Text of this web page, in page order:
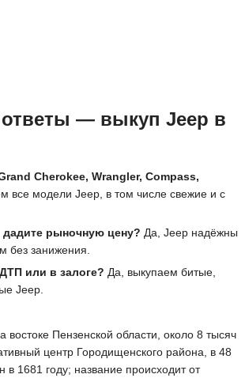
— выкуп Jeep в
Cherokee, Wrangler, Compass,
все модели Jeep, в том числе свежие и с
рыночную цену? Да, Jeep надёжны
без занижения.
или в залоге? Да, выкупаем битые,
Jeep.
Пензенской области, около 8 тысяч
центр Городищенского района, в 48
в 1681 году; название происходит от